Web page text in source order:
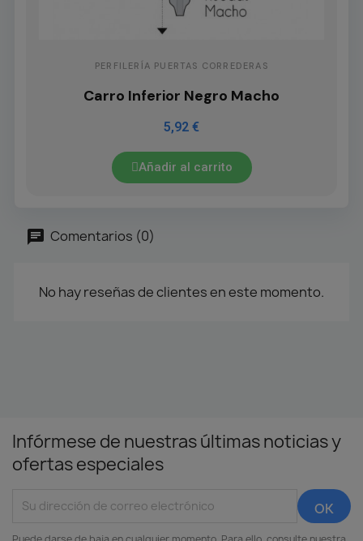
PERFILERÍA PUERTAS CORREDERAS
Carro Inferior Negro Macho
5,92 €
Añadir al carrito
Comentarios (0)
No hay reseñas de clientes en este momento.
Infórmese de nuestras últimas noticias y
ofertas especiales